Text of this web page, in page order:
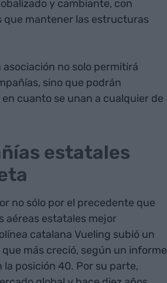
y cambiante, con
que mantener las estructuras
no solo permitirá
sino que podrán
cuanto se unan a cualquier de
estatales
no sólo por el precedente que
aéreas estatales mejor
catalana Vueling subió un
más creció, según un informe
la posición 40. Por su parte,